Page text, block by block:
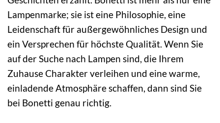
Lampenmarke; sie ist eine Philosophie, eine
Leidenschaft für außergewöhnliches Design und
ein Versprechen für höchste Qualität. Wenn Sie
auf der Suche nach Lampen sind, die Ihrem
Zuhause Charakter verleihen und eine warme,
einladende Atmosphäre schaffen, dann sind Sie
bei Bonetti genau richtig.